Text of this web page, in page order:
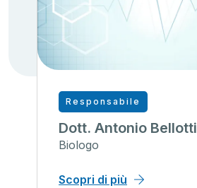
Responsabile
Dott. Antonio Bellotti
Biologo
Scopri di più